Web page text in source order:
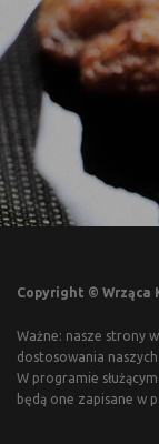
Copyright © Wrząca
Ważne: nasze strony
dostosowania
W programie
będą one zapisane w